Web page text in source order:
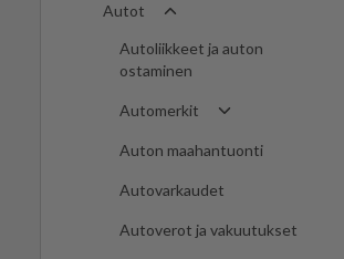
Autot
Autoliikkeet ja auton
ostaminen
Automerkit
Auton maahantuonti
Autovarkaudet
Autoverot ja vakuutukset